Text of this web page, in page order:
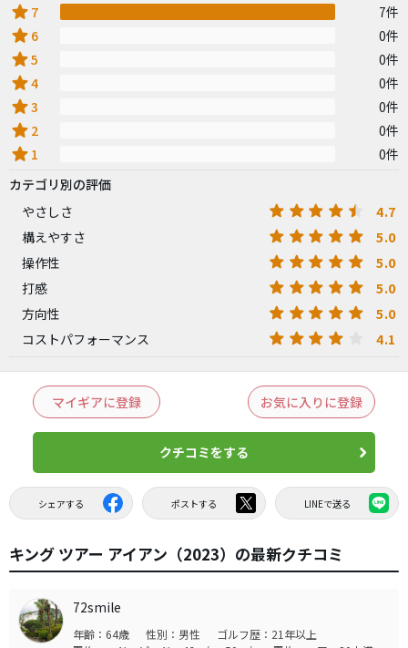
star 7 7件
star 6 0件
star5 0件
star4 0件
star3 0件
star 2 0件
star 1
0件
カテゴリ別の評価
やさしさ
4.7
構えやすさ 5.0
操作性 5.0
打感 5.0
方向性 5.0
コストパフォーマンス 4.1
マイギアに登録 お気に入りに登録
クチコミをする
シェアする ポストする LINEで送る
キング ツアー アイアン（2023）の最新クチコミ
72smile
年齢：64歳 性別：男性
ゴルフ歴：21年以上